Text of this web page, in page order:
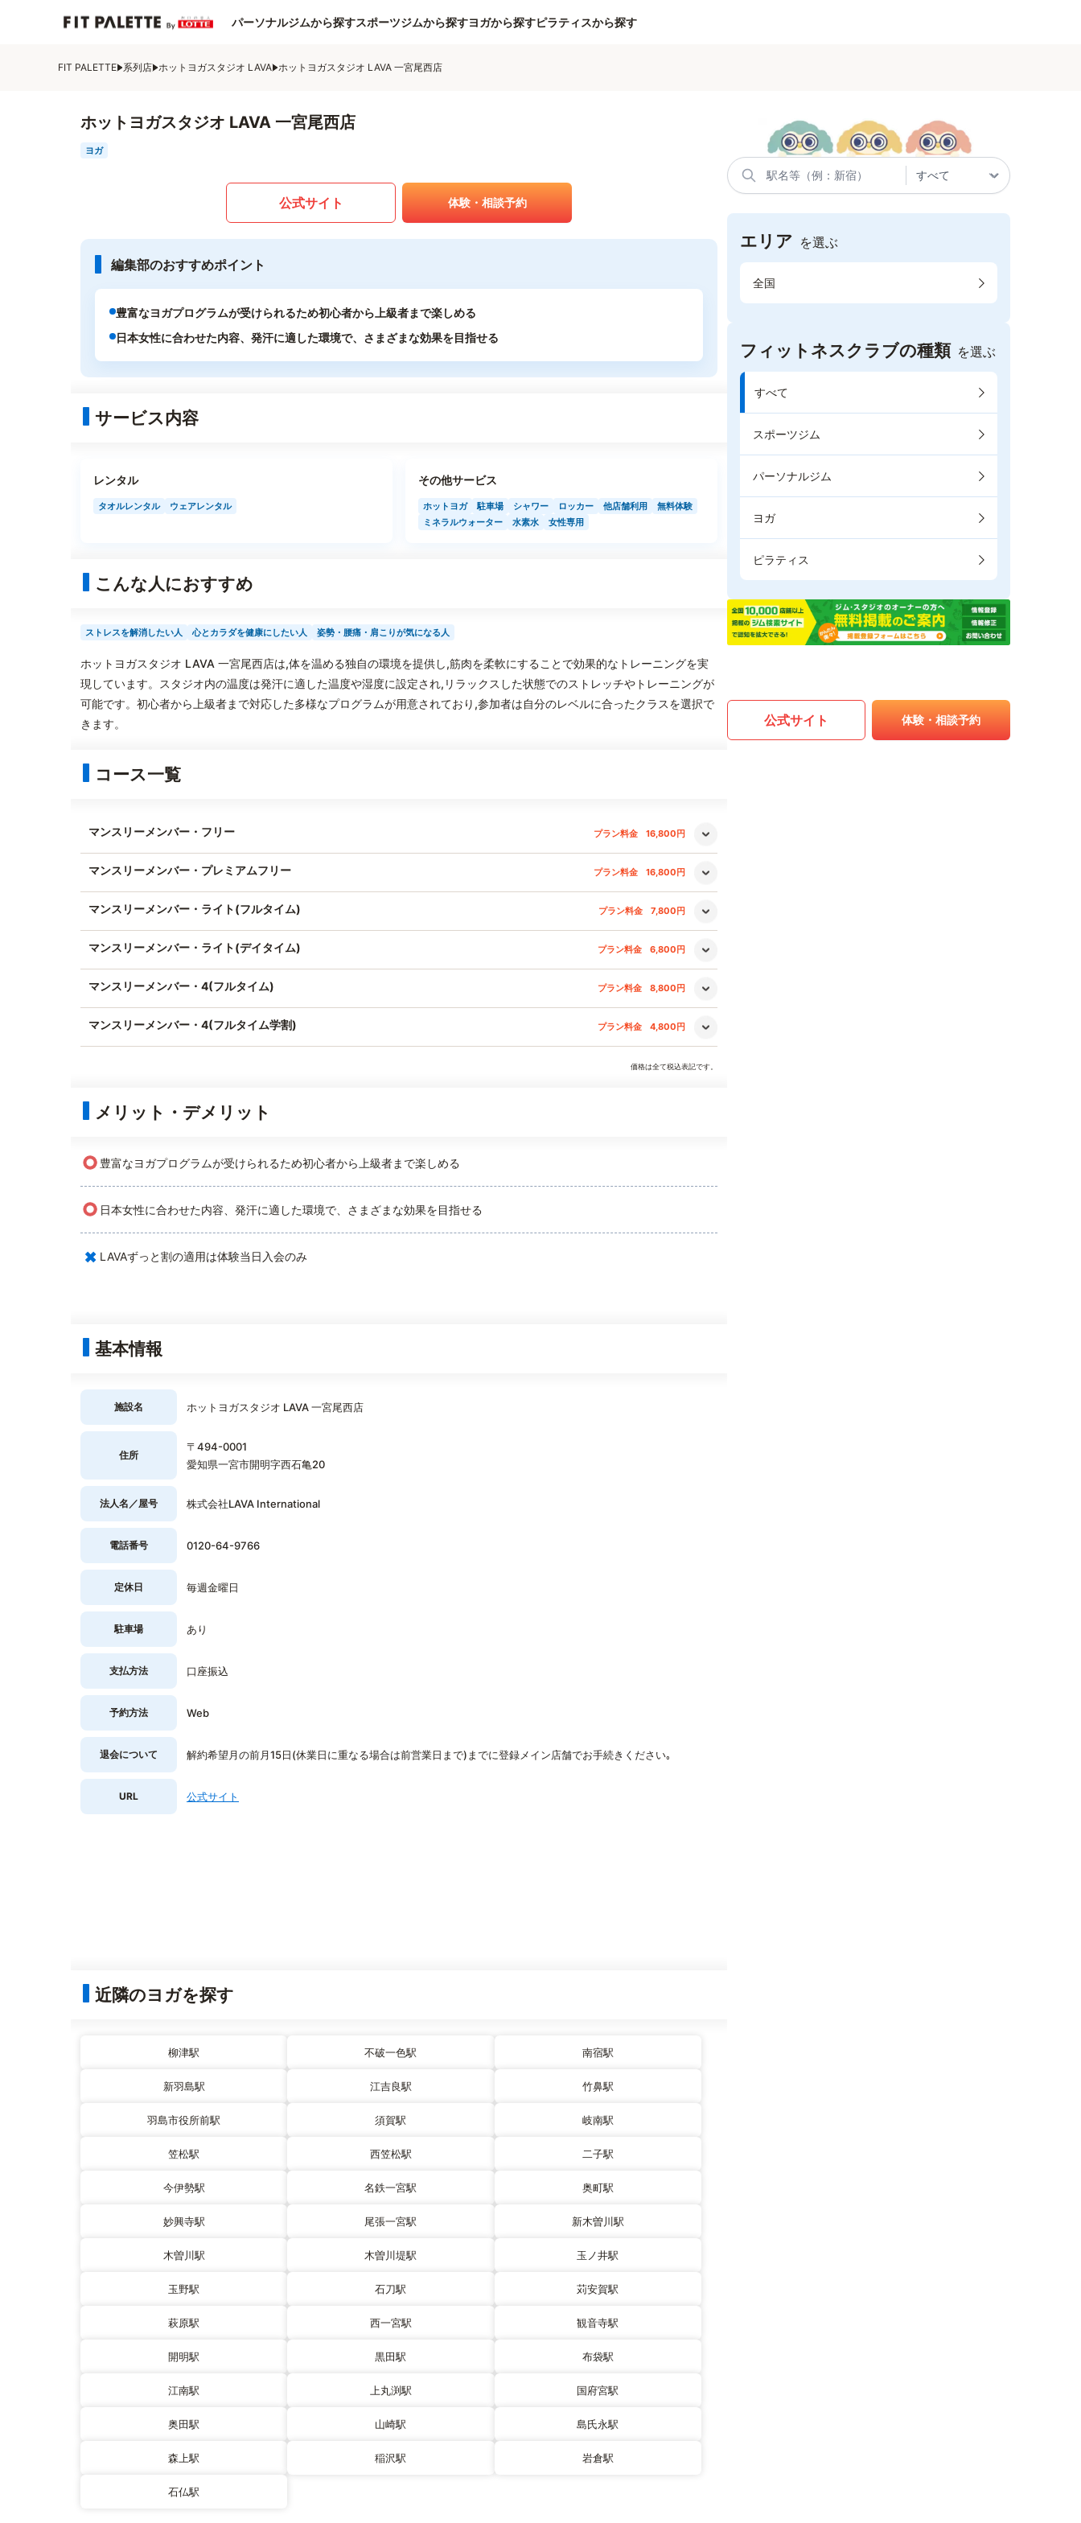
パーソナルジムから探すスポーツジムから探すヨガから探すピラティスから探す
FIT PALETTE 系列店 ホットヨガスタジオ LAVA ホットヨガスタジオ LAVA 一宮尾西店
ホットヨガスタジオ LAVA 一宮尾西店
ヨガ
公式サイト 体験・相談予約
編集部のおすすめポイント
豊富なヨガプログラムが受けられるため初心者から上級者まで楽しめる
日本女性に合わせた内容、発汗に適した環境で、さまざまな効果を目指せる
サービス内容
レンタル
タオルレンタル ウェアレンタル
その他サービス
ホットヨガ 駐車場 シャワー ロッカー 他店舗利用
無料体験
ミネラルウォーター
水素水 女性専用
こんな人におすすめ
ストレスを解消したい人 心とカラダを健康にしたい人 姿勢・腰痛・肩こりが気になる人
ホットヨガスタジオ LAVA 一宮尾西店は,体を温める独自の環境を提供し,筋肉を柔軟にすることで効果的なトレーニングを実
現しています。スタジオ内の温度は発汗に適した温度や湿度に設定され,リラックスした状態でのストレッチやトレーニングが
可能です。初心者から上級者まで対応した多様なプログラムが用意されており,参加者は自分のレベルに合ったクラスを選択で
きます。
コース一覧
マンスリーメンバー・フリー プラン料金 16,800円
マンスリーメンバー・プレミアムフリー プラン料金 16,800円
マンスリーメンバー・ライト(フルタイム) プラン料金 7,800円
マンスリーメンバー・ライト(デイタイム) プラン料金 6,800円
マンスリーメンバー・4(フルタイム) プラン料金 8,800円
マンスリーメンバー・4(フルタイム学割) プラン料金 4,800円
価格は全て税込表記です。
メリット・デメリット
○ 豊富なヨガプログラムが受けられるため初心者から上級者まで楽しめる
○ 日本女性に合わせた内容、発汗に適した環境で、さまざまな効果を目指せる
× LAVAずっと割の適用は体験当日入会のみ
基本情報
施設名 ホットヨガスタジオ LAVA 一宮尾西店
住所
〒494-0001
愛知県一宮市開明字西石亀20
法人名／屋号 株式会社LAVA International
電話番号 0120-64-9766
定休日 毎週金曜日
駐車場 あり
支払方法 口座振込
予約方法 Web
退会について 解約希望月の前月15日(休業日に重なる場合は前営業日まで)までに登録メイン店舗でお手続きください｡
URL 公式サイト
近隣のヨガを探す
柳津駅 不破一色駅 南宿駅
新羽島駅 江吉良駅 竹鼻駅
羽島市役所前駅 須賀駅 岐南駅
笠松駅 西笠松駅 二子駅
今伊勢駅 名鉄一宮駅 奥町駅
妙興寺駅 尾張一宮駅 新木曽川駅
木曽川駅 木曽川堤駅 玉ノ井駅
玉野駅 石刀駅 苅安賀駅
萩原駅 西一宮駅 観音寺駅
開明駅 黒田駅 布袋駅
江南駅 上丸渕駅 国府宮駅
奥田駅 山崎駅 島氏永駅
森上駅 稲沢駅 岩倉駅
石仏駅
エリア を選ぶ
全国
フィットネスクラブの種類 を選ぶ
すべて
スポーツジム
パーソナルジム
ヨガ
ピラティス
公式サイト 体験・相談予約